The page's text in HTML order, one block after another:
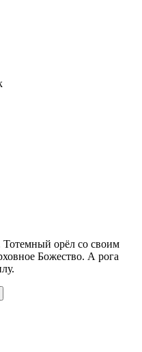
орёл со своим
Божество. А рога